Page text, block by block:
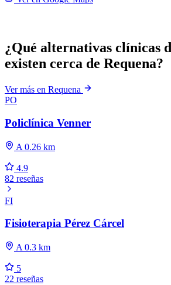
¿Qué alternativas clínicas
existen cerca de Requena?
Ver más en Requena
PO
Policlínica Venner
A 0.26 km
4.9
82 reseñas
FI
Fisioterapia Pérez Cárcel
A 0.3 km
5
22 reseñas